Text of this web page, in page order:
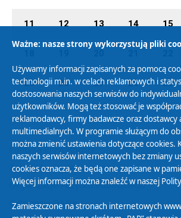
11 12 13 14 15
25 26 27 28 29
Polityka Prywatności
Zasady korzystania z Serwisu
Organizacje Pożytku Publicznego
Cyfryzacja DAB+
Ważne: nasze strony wykorzystują pliki
Używamy informacji zapisanych za pomocą
technologii m.in. w celach reklamowych i
dostosowania naszych serwisów do
użytkowników. Mogą też stosować je
reklamodawcy, firmy badawcze oraz dostawcy
multimedialnych. W programie służącym do
można zmienić ustawienia dotyczące cookies.
naszych serwisów internetowych bez zmiany
cookies oznacza, że będą one zapisane w
Więcej informacji można znaleźć w naszej
Zamieszczone na stronach internetowych